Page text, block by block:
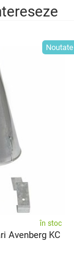
Noutate
în stoc
Avenberg KC